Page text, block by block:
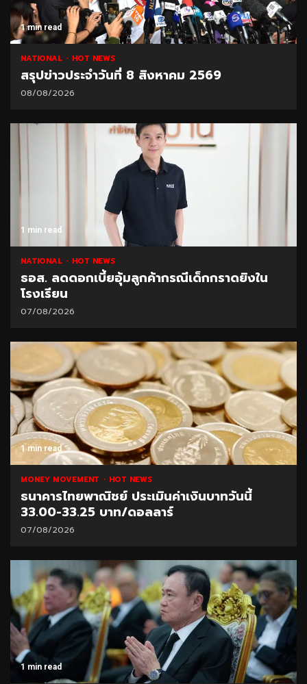
1 min read
NATIONAL HOT NEWS
สรุปข่าวประจำวันที่ 8 สิงหาคม 2569
08/08/2026
1 min read
NATIONAL HOT NEWS
ธอส. ลดดอกเบี้ยอุ้มลูกค้ากรณีเด็กกราดยิงใน
โรงเรียน
07/08/2026
1 min read
MONEY MOVEMENT HOT NEWS
ธนาคารไทยพาณิชย์ ประเมินค่าเงินบาทวันนี้
33.00-33.25 บาท/ดอลลาร์
07/08/2026
1 min read